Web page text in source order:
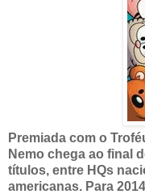
Premiada com o
Nemo chega ao final
títulos, entre HQs
americanas. Para